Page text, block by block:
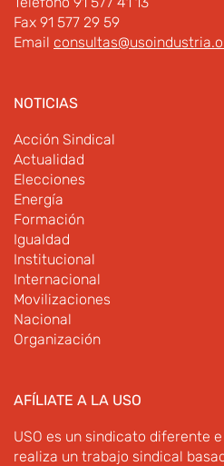
Fax 91 577 29 59
Email
NOTICIAS
Acción Sindical
Actualidad
Elecciones
Energía
Formación
Igualdad
Institucional
Internacional
Movilizaciones
Nacional
Organización
AFÍLIATE A LA USO
USO es un sindicato diferente
realiza un trabajo sindical